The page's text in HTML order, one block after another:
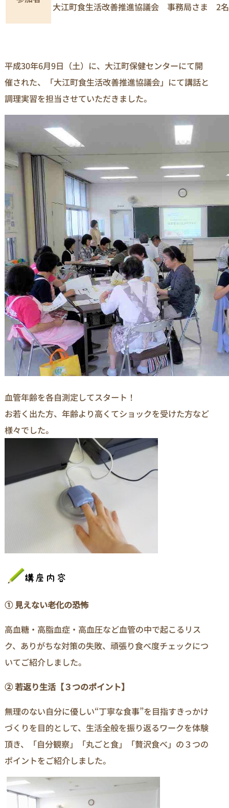
大江町食生活改善推進協議会 事務局さま 2名
平成30年6月9日（土）に、大江町保健センターにて開
催された、「大江町食生活改善推進協議会」にて講話と
調理実習を担当させていただきました。
血管年齢を各自測定してスタート！
お若く出た方、年齢より高くてショックを受けた方など
様々でした。
① 見えない老化の恐怖
高血糖・高脂血症・高血圧など血管の中で起こるリス
ク、ありがちな対策の失敗、頑張り食べ度チェックにつ
いてご紹介しました。
② 若返り生活【３つのポイント】
無理のない自分に優しい“丁寧な食事”を目指すきっかけ
づくりを目的として、生活全般を振り返るワークを体験
頂き、「自分観察」「丸ごと食」「贅沢食べ」の３つの
ポイントをご紹介しました。